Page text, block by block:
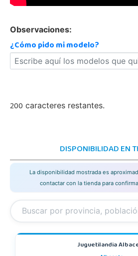
Observaciones:
¿Cómo pido mi modelo?
200 caracteres restantes.
DISPONIBILIDAD EN
La disponibilidad mostrada es
contactar con la tienda para
Juguetilandia